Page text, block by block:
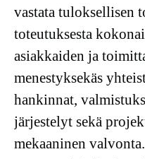
vastata tuloksellisen
toteutuksesta
asiakkaiden ja
menestyksekäs
hankinnat,
järjestelyt sekä
mekaaninen